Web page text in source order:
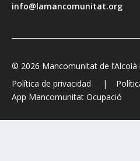
info@lamancomunitat.org
© 2026 Mancomunitat de
Política de privacidad
App Mancomunitat Ocupació